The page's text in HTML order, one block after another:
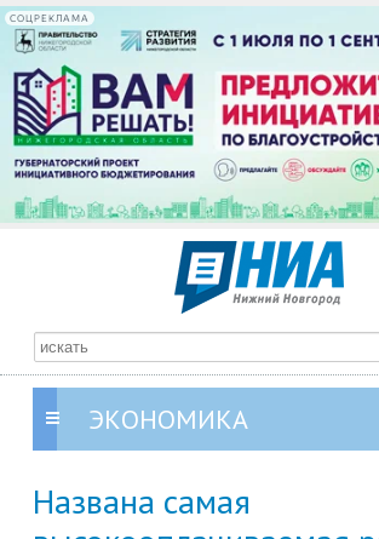
СОЦРЕКЛАМА
ЭКОНОМИКА
Названа самая